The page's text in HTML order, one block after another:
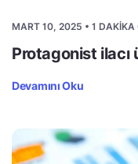
MART 10, 2025 • 1 DAKIKA
Protagonist ilacı
Devamını Oku